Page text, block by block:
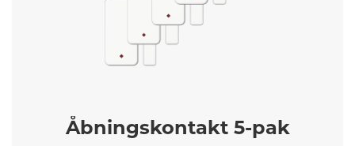
Åbningskontakt 5-pak